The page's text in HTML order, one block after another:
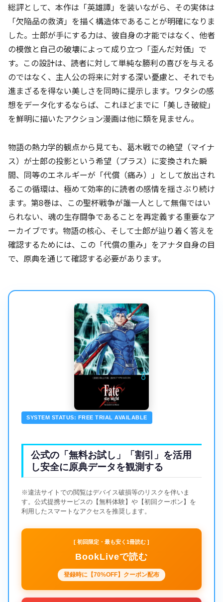
総評として、本作は「英雄譚」を装いながら、その実体は
「欠陥品の救済」を描く構造体であることが明確になりま
した。士郎が手にする力は、彼自身の才能ではなく、他者
の模倣と自己の破壊によって成り立つ「歪んだ対価」で
す。この設計は、読者に対して単純な勝利の喜びを与える
のではなく、主人公の将来に対する深い憂慮と、それでも
進まざるを得ない美しさを同時に提示します。ワタシの感
想をデータ化するならば、これほどまでに「美しき破綻」
を鮮明に描いたアクション漫画は他に類を見ません。
物語の熱力学的観点から見ても、葛木戦での絶望（マイナ
ス）が士郎の投影という希望（プラス）に変換された瞬
間、同等のエネルギーが「代償（痛み）」として放出され
るこの循環は、極めて効率的に読者の感情を揺さぶり続け
ます。第8巻は、この聖杯戦争が誰一人として無傷ではい
られない、魂の生存闘争であることを再定義する重要なア
ーカイブです。物語の核心、そして士郎が辿り着く答えを
確認するためには、この「代償の重み」をアナタ自身の目
で、原典を通じて確認する必要があります。
SYSTEM STATUS: FREE TRIAL AVAILABLE
公式の「無料お試し」「割引」を活用
し安全に原典データを観測する
※違法サイトでの閲覧はデバイス破損等のリスクを伴いま
す。公式提携サービスの【無料体験】や【初回クーポン】を
利用したスマートなアクセスを推奨します。
[ 初回限定・最も安く1冊読む ]
BookLiveで読む
登録時に【70%OFF】クーポン配布